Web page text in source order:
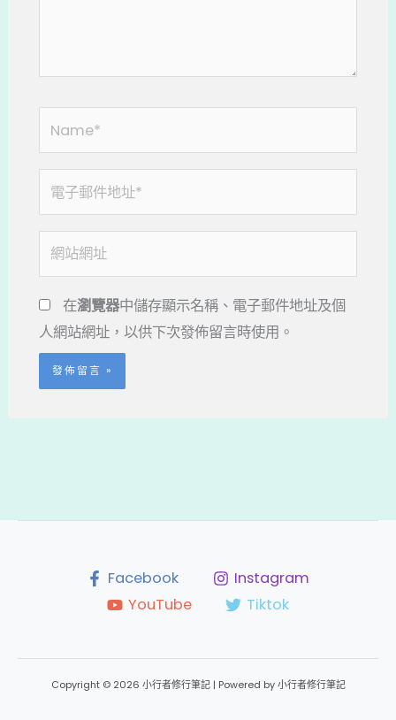
郵
件
址
*
網
址
在瀏覽器中儲存顯示名稱、電子郵件地址及個
人網站網址，以供下次發佈留言時使用。
Facebook
Instagram
YouTube
Tiktok
Copyright © 2026 小行者修行筆記 | Powered by 小行者修行筆記